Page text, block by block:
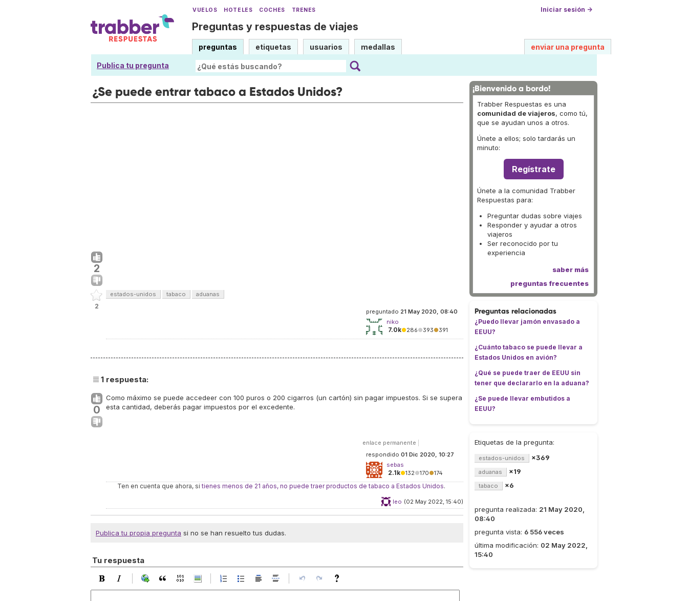
VUELOS HOTELES COCHES TRENES Iniciar sesión →
Preguntas y respuestas de viajes
preguntas etiquetas usuarios medallas enviar una pregunta
Publica tu pregunta
¿Se puede entrar tabaco a Estados Unidos?
2
2
estados-unidos tabaco aduanas
preguntado 21 May 2020, 08:40
niko
7.0k●286●393●391
1 respuesta:
0
Como máximo se puede accedeer con 100 puros o 200 cigarros (un cartón) sin pagar impuestos. Si se supera
esta cantidad, deberás pagar impuestos por el excedente.
enlace permanente
respondido 01 Dic 2020, 10:27
sebas
2.1k●132●170●174
Ten en cuenta que ahora, si tienes menos de 21 años, no puede traer productos de tabaco a Estados Unidos.
(02 May 2022, 15:40)
leo
Publica tu propia pregunta si no se han resuelto tus dudas.
Tu respuesta
¡Bienvenido a bordo!
Trabber Respuestas es una
comunidad de viajeros, como tú,
que se ayudan unos a otros.
Únete a ellos; solo tardarás un
minuto:
Regístrate
Únete a la comunidad Trabber
Respuestas para:
Preguntar dudas sobre viajes
Responder y ayudar a otros
viajeros
Ser reconocido por tu
experiencia
saber más
preguntas frecuentes
Preguntas relacionadas
¿Puedo llevar jamón envasado a
EEUU?
¿Cuánto tabaco se puede llevar a
Estados Unidos en avión?
¿Qué se puede traer de EEUU sin
tener que declararlo en la aduana?
¿Se puede llevar embutidos a
EEUU?
Etiquetas de la pregunta:
estados-unidos ×369
aduanas ×19
tabaco ×6
pregunta realizada: 21 May 2020,
08:40
pregunta vista: 6 556 veces
última modificación: 02 May 2022,
15:40